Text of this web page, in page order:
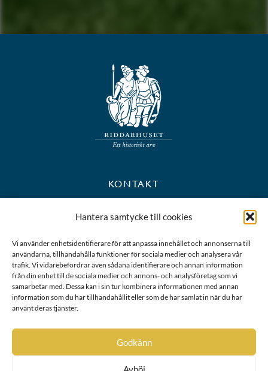
Hantera samtycke till cookies
Vi använder enhetsidentifierare för att anpassa innehållet och annonserna till
användarna, tillhandahålla funktioner för sociala medier och analysera vår
trafik. Vi vidarebefordrar även sådana identifierare och annan information
från din enhet till de sociala medier och annons- och analysföretag som vi
samarbetar med. Dessa kan i sin tur kombinera informationen med annan
information som du har tillhandahållit eller som de har samlat in när du har
använt deras tjänster.
Godkänn
KONTAKT
BESÖKS- OCH POSTADRESS
Riddarhustorget 10
Karta